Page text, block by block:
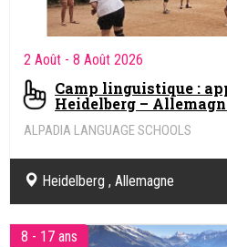
2 Août - 8 Août 2026
Camp linguistique :
Heidelberg –
ALPADIA LANGUAGE SCHOOLS
Heidelberg , Allemagne
8 - 17 ans